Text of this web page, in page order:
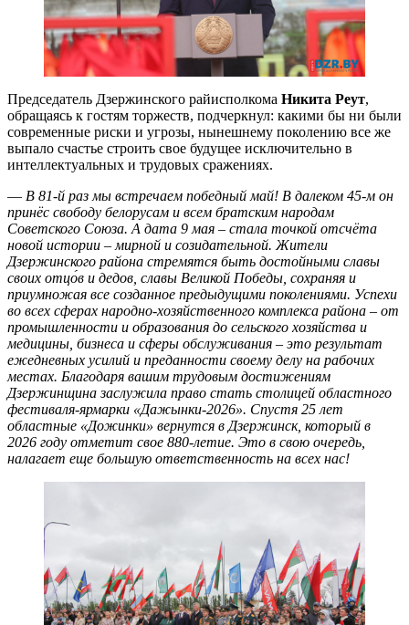
Председатель Дзержинского райисполкома Никита Реут,
обращаясь к гостям торжеств, подчеркнул: какими бы ни были
современные риски и угрозы, нынешнему поколению все же
выпало счастье строить свое будущее исключительно в
интеллектуальных и трудовых сражениях.
— В 81-й раз мы встречаем победный май! В далеком 45-м он
принёс свободу белорусам и всем братским народам
Советского Союза. А дата 9 мая – стала точкой отсчёта
новой истории – мирной и созидательной. Жители
Дзержинского района стремятся быть достойными славы
своих отцо́в и дедов, славы Великой Победы, сохраняя и
приумножая все созданное предыдущими поколениями. Успехи
во всех сферах народно-хозяйственного комплекса района – от
промышленности и образования до сельского хозяйства и
медицины, бизнеса и сферы обслуживания – это результат
ежедневных усилий и преданности своему делу на рабочих
местах. Благодаря вашим трудовым достижениям
Дзержинщина заслужила право стать столицей областного
фестиваля-ярмарки «Дажынки-2026». Спустя 25 лет
областные «Дожинки» вернутся в Дзержинск, который в
2026 году отметит свое 880-летие. Это в свою очередь,
налагает еще большую ответственность на всех нас!